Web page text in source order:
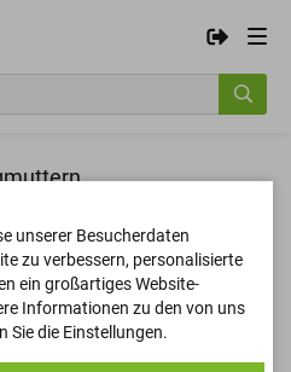
unserer Besucherdaten
zu verbessern, personalisierte
ein großartiges Website-
Informationen zu den von uns
Sie die Einstellungen.